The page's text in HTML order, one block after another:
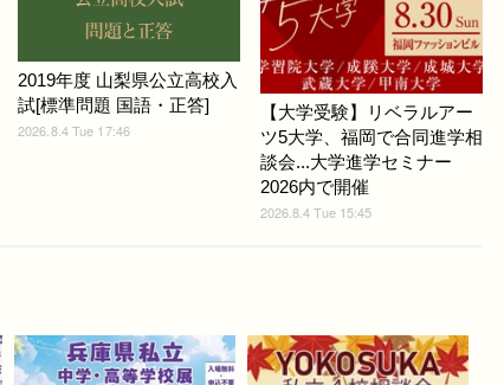
2019年度 山梨県公立高校入
試[標準問題 国語・正答]
2026.8.4 Tue 17:46
【大学受験】リベラルアー
ツ5大学、福岡で合同進学相
談会...大学進学セミナー
2026内で開催
2026.8.4 Tue 15:45